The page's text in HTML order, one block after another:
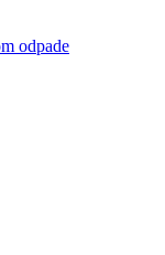
odpade